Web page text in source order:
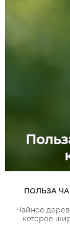
ПОЛЬЗА
Чайное
которое